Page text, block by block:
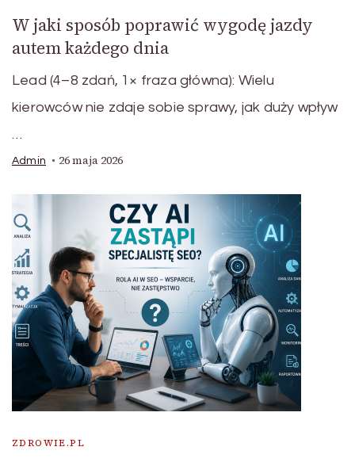
W jaki sposób poprawić wygodę jazdy
autem każdego dnia
Lead (4–8 zdań, 1× fraza główna): Wielu
kierowców nie zdaje sobie sprawy, jak duży wpływ
…
Admin 26 maja 2026
ZDROWIE.PL